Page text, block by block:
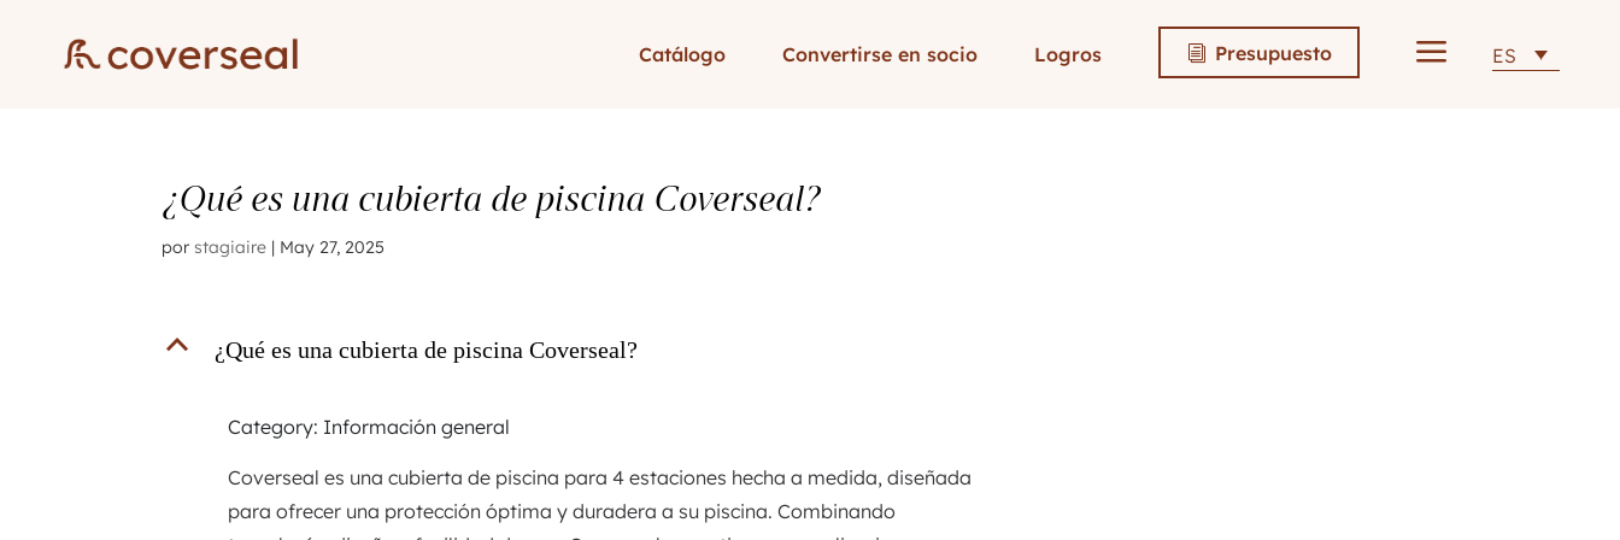
Catálogo Convertirse en socio Logros i Presupuesto a ES
¿Qué es una cubierta de piscina Coverseal?
porstagiaire | May 27, 2025
B ¿Qué es una cubierta de piscina Coverseal?
Category: Información general
Coverseal es una cubierta de piscina para 4 estaciones hecha a medida, diseñada
para ofrecer una protección óptima y duradera a su piscina. Combinando